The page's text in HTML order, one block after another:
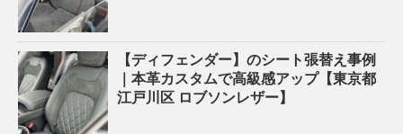
【ディフェンダー】のシート張替え事例
｜本革カスタムで高級感アップ【東京都
江戸川区 ロブソンレザー】